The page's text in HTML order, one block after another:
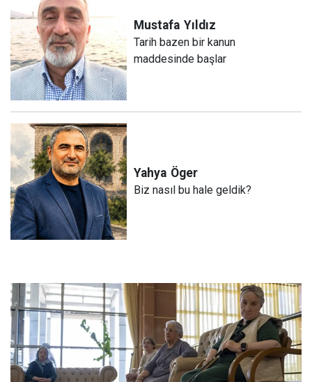
Mustafa Yıldız
Tarih bazen bir kanun
maddesinde başlar
Yahya Öger
Biz nasıl bu hale geldik?